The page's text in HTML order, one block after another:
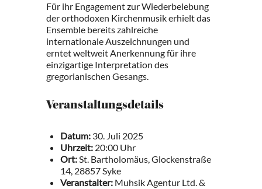
Für ihr Engagement zur Wiederbelebung
der orthodoxen Kirchenmusik erhielt das
Ensemble bereits zahlreiche
internationale Auszeichnungen und
erntet weltweit Anerkennung für ihre
einzigartige Interpretation des
gregorianischen Gesangs.
Veranstaltungsdetails
Datum: 30. Juli 2025
Uhrzeit: 20:00 Uhr
Ort:St. Bartholomäus, Glockenstraße
14, 28857 Syke
Veranstalter: Muhsik Agentur Ltd. &